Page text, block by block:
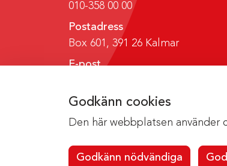
Godkänn cookies
Den här webbplatsen använder
Godkänn nödvändiga
010-358 00 00
Postadress
Box 601, 391 26 Kalmar
E-post